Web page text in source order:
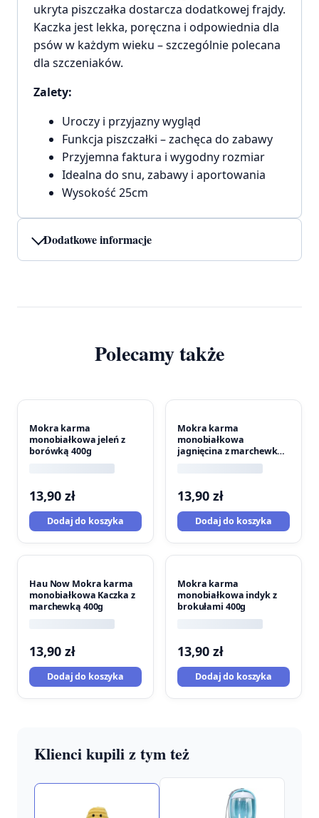
ukryta piszczałka dostarcza dodatkowej frajdy.
Kaczka jest lekka, poręczna i odpowiednia dla
psów w każdym wieku – szczególnie polecana
dla szczeniaków.
Zalety:
Uroczy i przyjazny wygląd
Funkcja piszczałki – zachęca do zabawy
Przyjemna faktura i wygodny rozmiar
Idealna do snu, zabawy i aportowania
Wysokość 25cm
Dodatkowe informacje
Polecamy także
Mokra karma
monobiałkowa jeleń z
borówką 400g
13,90 zł
Dodaj do koszyka
Mokra karma
monobiałkowa
jagnięcina z marchewką
13,90 zł
Dodaj do koszyka
Hau Now Mokra karma
monobiałkowa Kaczka z
marchewką 400g
13,90 zł
Dodaj do koszyka
Mokra karma
monobiałkowa indyk z
brokułami 400g
13,90 zł
Dodaj do koszyka
Klienci kupili z tym też